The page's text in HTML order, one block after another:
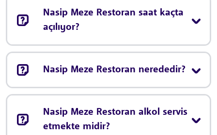
Nasip Meze Restoran saat kaçta
açılıyor?
Nasip Meze Restoran nerededir?
Nasip Meze Restoran alkol servis
etmekte midir?